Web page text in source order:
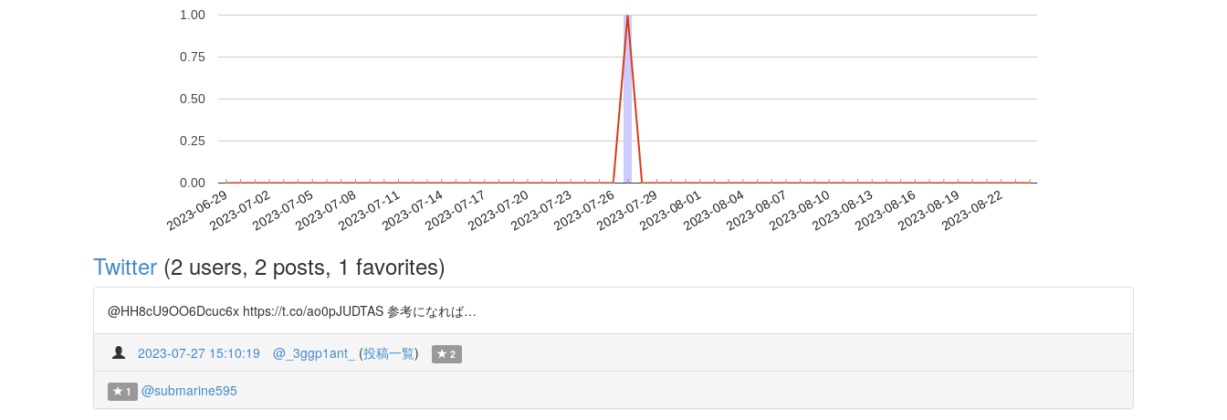
2023-06-292023-07-022023-07-052023-07-082023-07-112023-07-142023-07-172023-07-202023-07-232023-07-262023-07-292023-08-012023-08-042023-08-072023-08-102023-08-132023-08-162023-08-192023-08-22
0.00
0.25
0.50
0.75
1.00
Twitter (2 users, 2 posts, 1 favorites)
@HH8cU9OO6Dcuc6x https://t.co/ao0pJUDTAS 参考になれば…
2023-07-27 15:10:19 @_3ggp1ant_ (投稿一覧) 2
1 @submarine595